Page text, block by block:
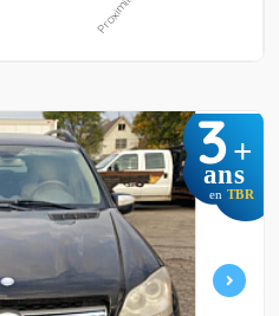
3+
ans
en TBR